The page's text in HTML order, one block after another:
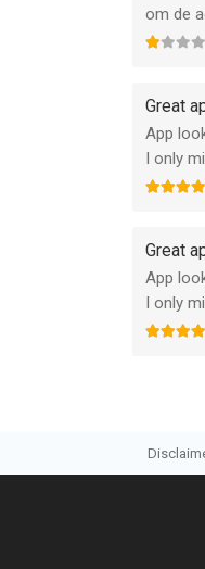
om de
Great
App
I only
Great
App
I only